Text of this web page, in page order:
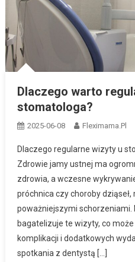
Dlaczego warto
stomatologa?
2025-06-08 Fleximama.pl
Dlaczego regularne wizyty u
Zdrowie jamy ustnej ma
zdrowia, a wczesne
próchnica czy choroby
poważniejszymi schorzeniami.
bagatelizuje te wizyty, co
komplikacji i dodatkowych
spotkania z dentystą […]